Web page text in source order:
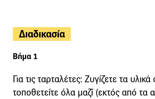
Διαδικασία
Βήμα 1
Για τις ταρταλέτες: Ζυγίζετε τα
τοποθετείτε όλα μαζί (εκτός από τα